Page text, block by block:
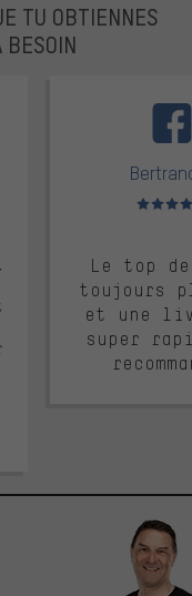
TU OBTIENNES
BESOIN
Note
Le top
toujours
et une
super